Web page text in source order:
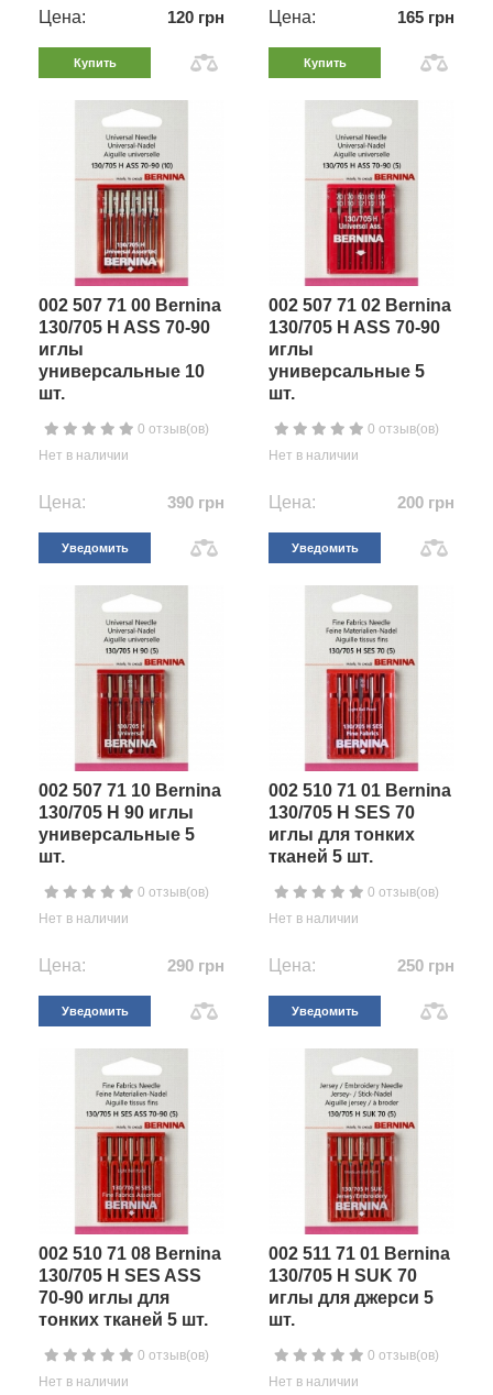
Цена: 120 грн
Купить
Цена: 165 грн
Купить
002 507 71 00 Bernina
130/705 H ASS 70-90
иглы
универсальные 10
шт.
0 отзыв(ов)
Нет в наличии
Цена: 390 грн
Уведомить
002 507 71 02 Bernina
130/705 H ASS 70-90
иглы
универсальные 5
шт.
0 отзыв(ов)
Нет в наличии
Цена: 200 грн
Уведомить
002 507 71 10 Bernina
130/705 H 90 иглы
универсальные 5
шт.
0 отзыв(ов)
Нет в наличии
Цена: 290 грн
Уведомить
002 510 71 01 Bernina
130/705 H SES 70
иглы для тонких
тканей 5 шт.
0 отзыв(ов)
Нет в наличии
Цена: 250 грн
Уведомить
002 510 71 08 Bernina
130/705 H SES ASS
70-90 иглы для
тонких тканей 5 шт.
0 отзыв(ов)
Нет в наличии
002 511 71 01 Bernina
130/705 H SUK 70
иглы для джерси 5
шт.
0 отзыв(ов)
Нет в наличии